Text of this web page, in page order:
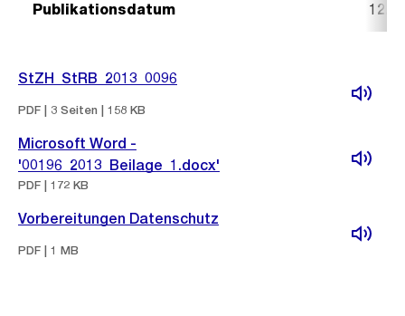
Publikationsdatum 12.
StZH_StRB_2013_0096
PDF | 3 Seiten | 158 KB
Microsoft Word -
'00196_2013_Beilage_1.docx'
PDF | 172 KB
Vorbereitungen Datenschutz
PDF | 1 MB